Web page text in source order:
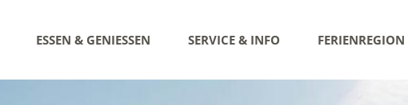
ESSEN & GENIESSEN SERVICE & INFO FERIENREGION